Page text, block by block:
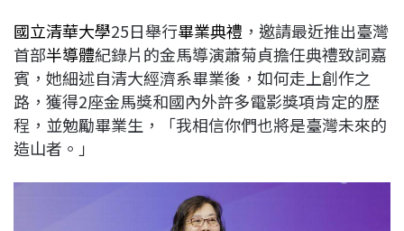
b
o
o
k
a
d
s
e
d
I
n
L
i
n
k
國立清華大學25日舉行畢業典禮 ，邀請最近推出臺灣
首部半導體紀錄片的金馬導演蕭菊貞擔任典禮致詞嘉
賓，她細述自清大經濟系畢業後，如何走上創作之
路，獲得2座金馬獎和國內外許多電影獎項肯定的歷
程，並勉勵畢業生，「我相信你們也將是臺灣未來的
造山者。」